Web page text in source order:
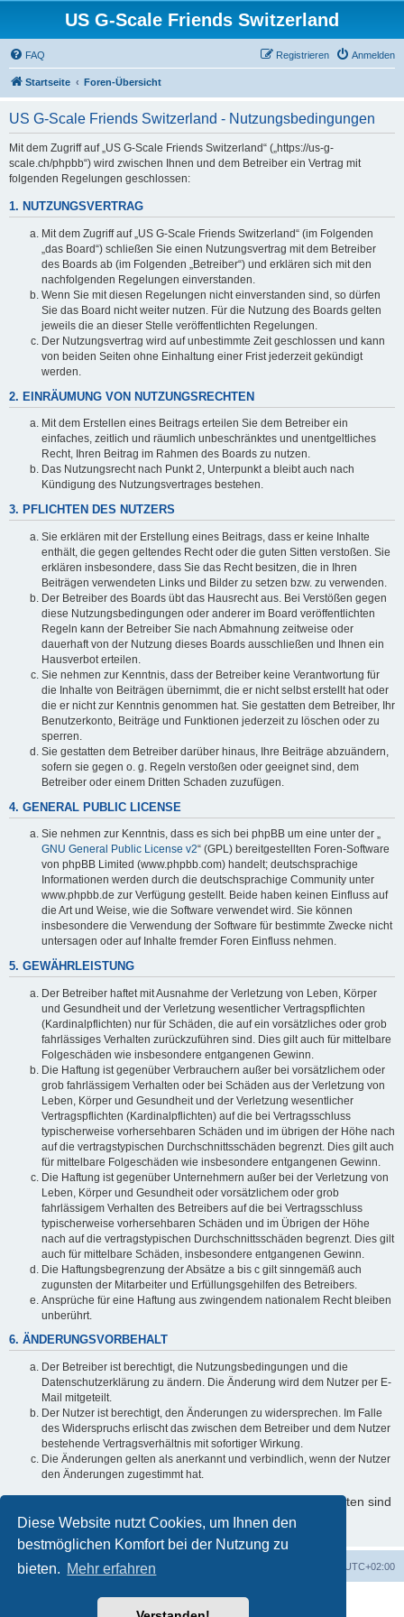
Diese Website nutzt Cookies, um Ihnen den
bestmöglichen Komfort bei der Nutzung zu
bieten. Mehr erfahren
US G-Scale Friends Switzerland
FAQ Anmelden
Registrieren
Startseite Foren-Übersicht
US G-Scale Friends Switzerland - Nutzungsbedingungen
Mit dem Zugriff auf „US G-Scale Friends Switzerland“ („https://us-g-
scale.ch/phpbb“) wird zwischen Ihnen und dem Betreiber ein Vertrag mit
folgenden Regelungen geschlossen:
1. NUTZUNGSVERTRAG
Mit dem Zugriff auf „US G-Scale Friends Switzerland“ (im Folgenden
„das Board“) schließen Sie einen Nutzungsvertrag mit dem Betreiber
des Boards ab (im Folgenden „Betreiber“) und erklären sich mit den
nachfolgenden Regelungen einverstanden.
Wenn Sie mit diesen Regelungen nicht einverstanden sind, so dürfen
Sie das Board nicht weiter nutzen. Für die Nutzung des Boards gelten
jeweils die an dieser Stelle veröffentlichten Regelungen.
Der Nutzungsvertrag wird auf unbestimmte Zeit geschlossen und kann
von beiden Seiten ohne Einhaltung einer Frist jederzeit gekündigt
werden.
2. EINRÄUMUNG VON NUTZUNGSRECHTEN
Mit dem Erstellen eines Beitrags erteilen Sie dem Betreiber ein
einfaches, zeitlich und räumlich unbeschränktes und unentgeltliches
Recht, Ihren Beitrag im Rahmen des Boards zu nutzen.
Das Nutzungsrecht nach Punkt 2, Unterpunkt a bleibt auch nach
Kündigung des Nutzungsvertrages bestehen.
3. PFLICHTEN DES NUTZERS
Sie erklären mit der Erstellung eines Beitrags, dass er keine Inhalte
enthält, die gegen geltendes Recht oder die guten Sitten verstoßen. Sie
erklären insbesondere, dass Sie das Recht besitzen, die in Ihren
Beiträgen verwendeten Links und Bilder zu setzen bzw. zu verwenden.
Der Betreiber des Boards übt das Hausrecht aus. Bei Verstößen gegen
diese Nutzungsbedingungen oder anderer im Board veröffentlichten
Regeln kann der Betreiber Sie nach Abmahnung zeitweise oder
dauerhaft von der Nutzung dieses Boards ausschließen und Ihnen ein
Hausverbot erteilen.
Sie nehmen zur Kenntnis, dass der Betreiber keine Verantwortung für
die Inhalte von Beiträgen übernimmt, die er nicht selbst erstellt hat oder
die er nicht zur Kenntnis genommen hat. Sie gestatten dem Betreiber, Ihr
Benutzerkonto, Beiträge und Funktionen jederzeit zu löschen oder zu
sperren.
Sie gestatten dem Betreiber darüber hinaus, Ihre Beiträge abzuändern,
sofern sie gegen o. g. Regeln verstoßen oder geeignet sind, dem
Betreiber oder einem Dritten Schaden zuzufügen.
4. GENERAL PUBLIC LICENSE
Sie nehmen zur Kenntnis, dass es sich bei phpBB um eine unter der „
GNU General Public License v2“ (GPL) bereitgestellten Foren-Software
von phpBB Limited (www.phpbb.com) handelt; deutschsprachige
Informationen werden durch die deutschsprachige Community unter
www.phpbb.de zur Verfügung gestellt. Beide haben keinen Einfluss auf
die Art und Weise, wie die Software verwendet wird. Sie können
insbesondere die Verwendung der Software für bestimmte Zwecke nicht
untersagen oder auf Inhalte fremder Foren Einfluss nehmen.
5. GEWÄHRLEISTUNG
Der Betreiber haftet mit Ausnahme der Verletzung von Leben, Körper
und Gesundheit und der Verletzung wesentlicher Vertragspflichten
(Kardinalpflichten) nur für Schäden, die auf ein vorsätzliches oder grob
fahrlässiges Verhalten zurückzuführen sind. Dies gilt auch für mittelbare
Folgeschäden wie insbesondere entgangenen Gewinn.
Die Haftung ist gegenüber Verbrauchern außer bei vorsätzlichem oder
grob fahrlässigem Verhalten oder bei Schäden aus der Verletzung von
Leben, Körper und Gesundheit und der Verletzung wesentlicher
Vertragspflichten (Kardinalpflichten) auf die bei Vertragsschluss
typischerweise vorhersehbaren Schäden und im übrigen der Höhe nach
auf die vertragstypischen Durchschnittsschäden begrenzt. Dies gilt auch
für mittelbare Folgeschäden wie insbesondere entgangenen Gewinn.
Die Haftung ist gegenüber Unternehmern außer bei der Verletzung von
Leben, Körper und Gesundheit oder vorsätzlichem oder grob
fahrlässigem Verhalten des Betreibers auf die bei Vertragsschluss
typischerweise vorhersehbaren Schäden und im Übrigen der Höhe
nach auf die vertragstypischen Durchschnittsschäden begrenzt. Dies gilt
auch für mittelbare Schäden, insbesondere entgangenen Gewinn.
Die Haftungsbegrenzung der Absätze a bis c gilt sinngemäß auch
zugunsten der Mitarbeiter und Erfüllungsgehilfen des Betreibers.
Ansprüche für eine Haftung aus zwingendem nationalem Recht bleiben
unberührt.
6. ÄNDERUNGSVORBEHALT
Der Betreiber ist berechtigt, die Nutzungsbedingungen und die
Datenschutzerklärung zu ändern. Die Änderung wird dem Nutzer per E-
Mail mitgeteilt.
Der Nutzer ist berechtigt, den Änderungen zu widersprechen. Im Falle
des Widerspruchs erlischt das zwischen dem Betreiber und dem Nutzer
bestehende Vertragsverhältnis mit sofortiger Wirkung.
Die Änderungen gelten als anerkannt und verbindlich, wenn der Nutzer
den Änderungen zugestimmt hat.
Informationen über den Umgang mit Ihren persönlichen Daten sind
in der Datenschutzerklärung enthalten.
Startseite Foren-Übersicht UTC+02:00
Powered byphpBB® Forum Software © phpBB Limited
Deutsche Übersetzung durch